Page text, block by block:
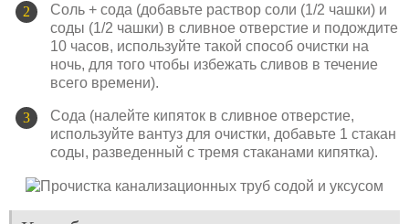
Соль + сода (добавьте раствор соли (1/2 чашки) и
соды (1/2 чашки) в сливное отверстие и подождите
10 часов, используйте такой способ очистки на
ночь, для того чтобы избежать сливов в течение
всего времени).
Сода (налейте кипяток в сливное отверстие,
используйте вантуз для очистки, добавьте 1 стакан
соды, разведенный с тремя стаканами кипятка).